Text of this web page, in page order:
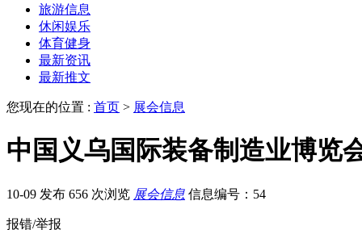
旅游信息
休闲娱乐
体育健身
最新资讯
最新推文
您现在的位置 : 首页 > 展会信息
中国义乌国际装备制造业博览
10-09 发布 656 次浏览 展会信息 信息编号：54
报错/举报